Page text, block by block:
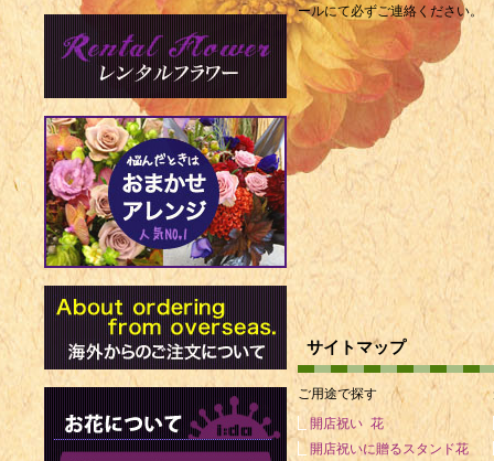
ールにて必ずご連絡ください。
サイトマップ
ご用途で探す
開店祝い 花
開店祝いに贈るスタンド花